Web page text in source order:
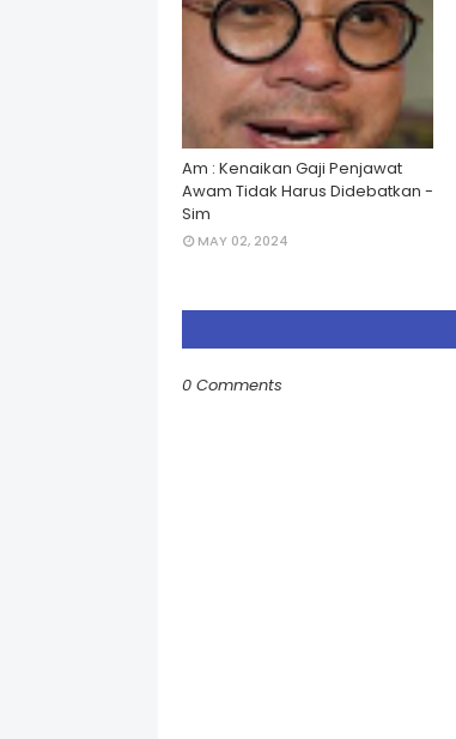
Am : Kenaikan Gaji Penjawat
Awam Tidak Harus Didebatkan -
Sim
MAY 02, 2024
0 Comments